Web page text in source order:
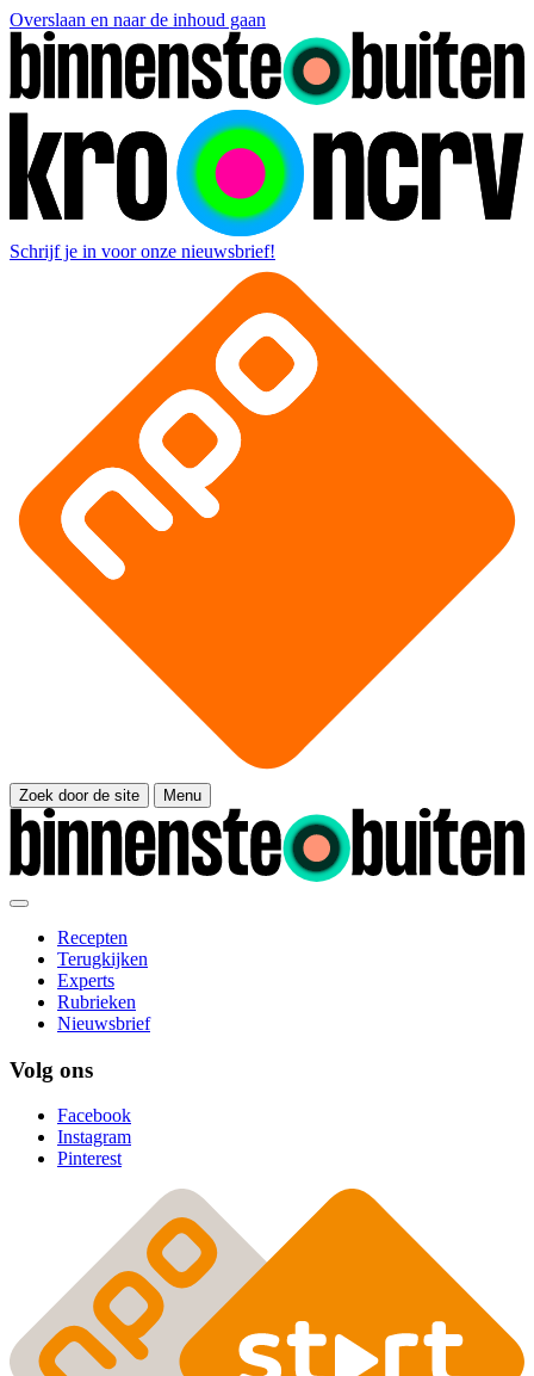
Overslaan en naar de inhoud gaan
Schrijf je in voor onze nieuwsbrief!
Zoek door de site Menu
Recepten
Terugkijken
Experts
Rubrieken
Nieuwsbrief
Volg ons
Facebook
Instagram
Pinterest